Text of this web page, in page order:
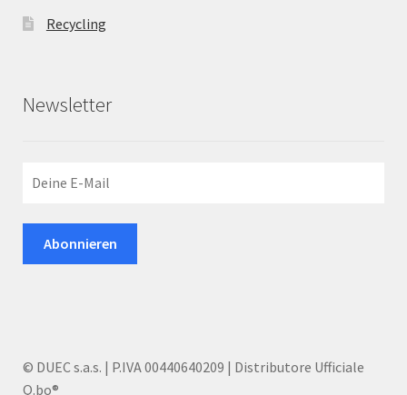
Recycling
Newsletter
© DUEC s.a.s. | P.IVA 00440640209 | Distributore Ufficiale
Q.bo®